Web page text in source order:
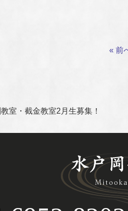
« 前
室・截金教室2月生募集！